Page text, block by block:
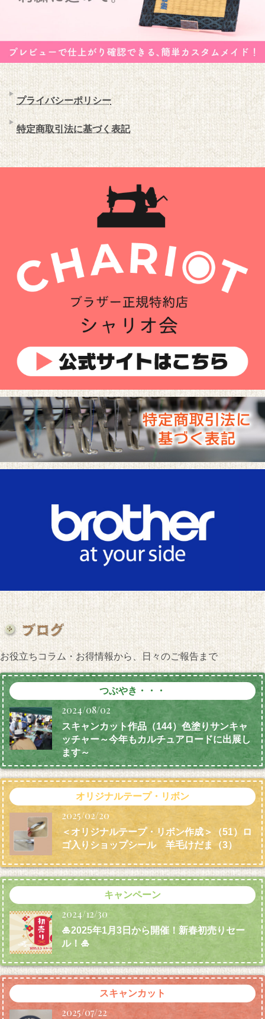
プライバシーポリシー
特定商取引法に基づく表記
お役立ちコラム・お得情報から、日々のご報告まで
つぶやき・・・
2024/08/02
スキャンカット作品（144）色塗りサンキャ
ッチャー～今年もカルチュアロードに出展し
ます～
オリジナルテープ・リボン
2025/02/20
＜オリジナルテープ・リボン作成＞（51）ロ
ゴ入りショップシール 羊毛けだま （3）
キャンペーン
2024/12/30
🎍2025年1月3日から開催！新春初売りセー
ル！🎍
スキャンカット
2025/07/22